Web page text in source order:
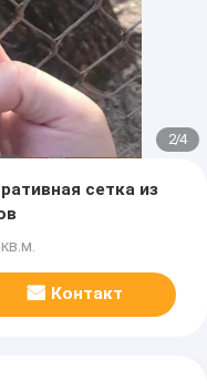
2/4
сетка из
Контакт